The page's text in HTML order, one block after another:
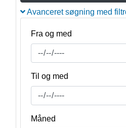
Avanceret søgning med
Fra og med
Til og med
Måned